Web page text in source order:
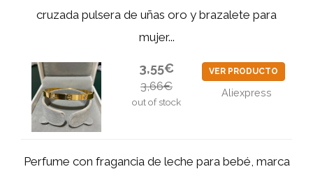
cruzada pulsera de uñas oro y brazalete para
mujer...
3,55€
3,66€
out of stock
VER PRODUCTO
Aliexpress
Perfume con fragancia de leche para bebé, marca